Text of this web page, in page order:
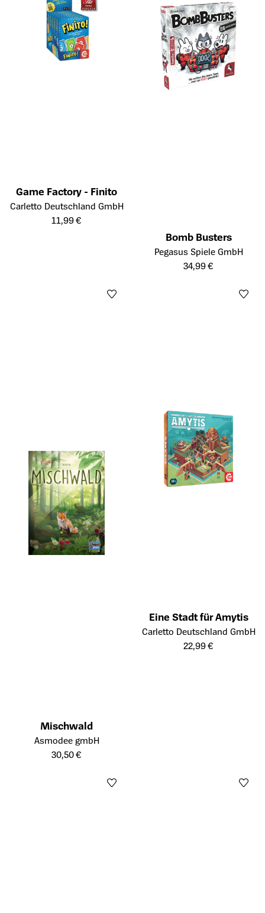
Game Factory - Finito
Öffnet die Detailseite des Produkts
Carletto Deutschland GmbH
11,99 €
Bomb Busters
Öffnet die Detailseite des
Pegasus Spiele GmbH
34,99 €
Mischwald
Öffnet die Detailseite des Produkts
Asmodee gmbH
30,50 €
Eine Stadt für Amytis
Öffnet die Detailseite des
Carletto Deutschland GmbH
22,99 €